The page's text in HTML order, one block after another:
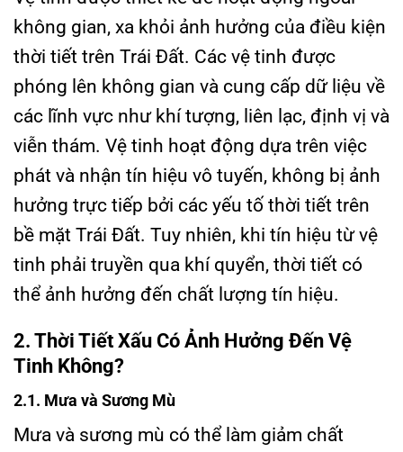
không gian, xa khỏi ảnh hưởng của điều kiện
thời tiết trên Trái Đất. Các vệ tinh được
phóng lên không gian và cung cấp dữ liệu về
các lĩnh vực như khí tượng, liên lạc, định vị và
viễn thám. Vệ tinh hoạt động dựa trên việc
phát và nhận tín hiệu vô tuyến, không bị ảnh
hưởng trực tiếp bởi các yếu tố thời tiết trên
bề mặt Trái Đất. Tuy nhiên, khi tín hiệu từ vệ
tinh phải truyền qua khí quyển, thời tiết có
thể ảnh hưởng đến chất lượng tín hiệu.
2. Thời Tiết Xấu Có Ảnh Hưởng Đến Vệ
Tinh Không?
2.1. Mưa và Sương Mù
Mưa và sương mù có thể làm giảm chất